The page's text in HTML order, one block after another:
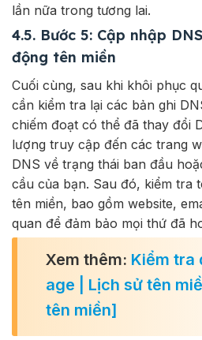
lần nữa trong tương lai.
4.5. Bước 5: Cập nhập
động tên miền
Cuối cùng, sau khi khôi phục
cần kiểm tra lại các bản ghi
chiếm đoạt có thể đã thay đổi
lượng truy cập đến các trang
DNS về trạng thái ban đầu
cầu của bạn. Sau đó, kiểm tra
tên miền, bao gồm website,
quan để đảm bảo mọi thứ đã
Xem thêm: Kiểm tra
age | Lịch sử tên
tên miền]